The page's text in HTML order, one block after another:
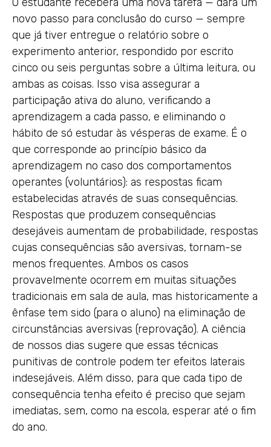
novo passo para conclusão do curso — sempre
que já tiver entregue o relatório sobre o
experimento anterior, respondido por escrito
cinco ou seis perguntas sobre a última leitura, ou
ambas as coisas. Isso visa assegurar a
participação ativa do aluno, verificando a
aprendizagem a cada passo, e eliminando o
hábito de só estudar às vésperas de exame. É o
que corresponde ao princípio básico da
aprendizagem no caso dos comportamentos
operantes (voluntários): as respostas ficam
estabelecidas através de suas consequências.
Respostas que produzem consequências
desejáveis aumentam de probabilidade, respostas
cujas consequências são aversivas, tornam-se
menos frequentes. Ambos os casos
provavelmente ocorrem em muitas situações
tradicionais em sala de aula, mas historicamente a
ênfase tem sido (para o aluno) na eliminação de
circunstâncias aversivas (reprovação). A ciência
de nossos dias sugere que essas técnicas
punitivas de controle podem ter efeitos laterais
indesejáveis. Além disso, para que cada tipo de
consequência tenha efeito é preciso que sejam
imediatas, sem, como na escola, esperar até o fim
do ano.